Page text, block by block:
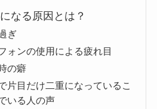
なる原因とは？
ぎ
ォンの使用による疲れ目
の癖
片目だけ二重になっているこ
いる人の声